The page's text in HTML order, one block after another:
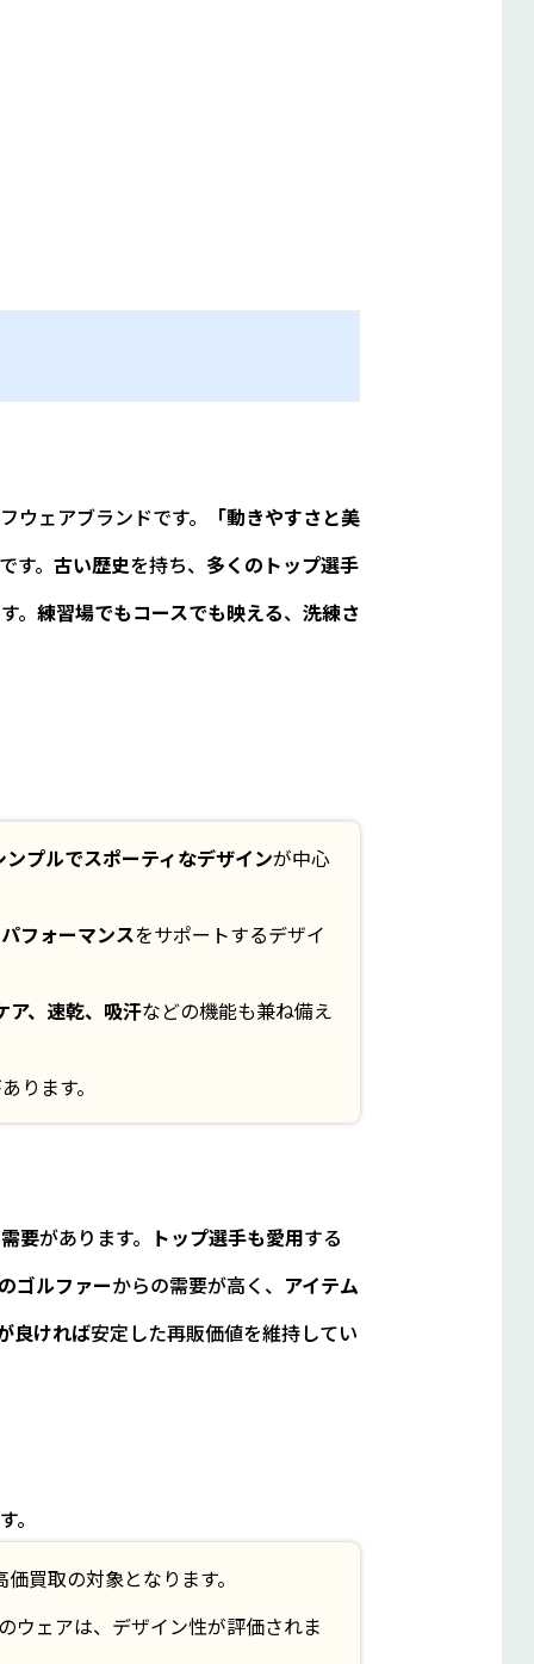
ェアブランドです。
「動きやすさと美
す。古い歴史を持ち、 多くのトップ選手
。練習場でもコースでも映える、洗練さ
ンプルでスポーティなデザインが中心
フォーマンスをサポートするデザイ
ア、速乾、吸汗などの機能も兼ね備え
ります。
要があります。 トップ選手も愛用する
ゴルファーからの需要が高く、 アイテム
良ければ安定した再販価値を維持してい
。
買取の対象となります。
ウェアは、デザイン性が評価されま